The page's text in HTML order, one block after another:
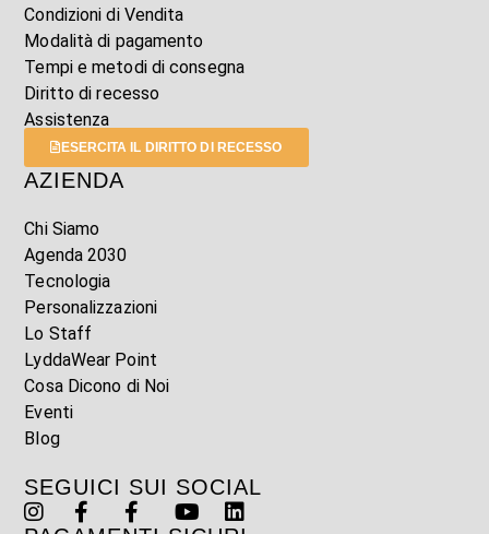
Condizioni di Vendita
Modalità di pagamento
Tempi e metodi di consegna
Diritto di recesso
Assistenza
ESERCITA IL DIRITTO DI RECESSO
AZIENDA
Chi Siamo
Agenda 2030
Tecnologia
Personalizzazioni
Lo Staff
LyddaWear Point
Cosa Dicono di Noi
Eventi
Blog
SEGUICI SUI SOCIAL